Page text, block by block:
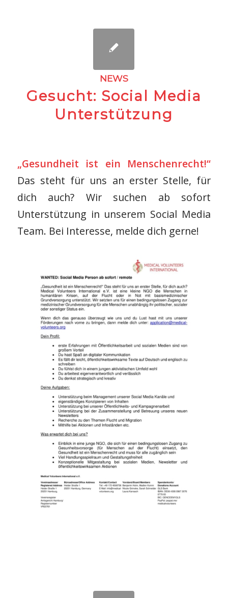
NEWS
Gesucht: Social Media
Unterstützung
„Gesundheit ist ein Menschenrecht!“
Das steht für uns an erster Stelle, für
dich auch? Wir suchen ab sofort
Unterstützung in unserem Social Media
Team. Bei Interesse, melde dich gerne!